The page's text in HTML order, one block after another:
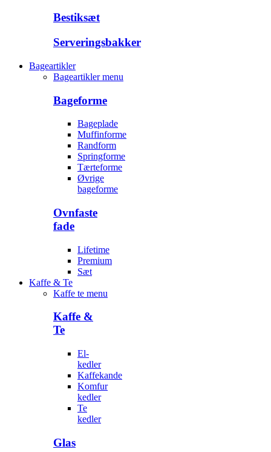
Bestiksæt
Serveringsbakker
Bageartikler
Bageartikler menu
Bageforme
Bageplade
Muffinforme
Randform
Springforme
Tærteforme
Øvrige
bageforme
Ovnfaste
fade
Lifetime
Premium
Sæt
Kaffe & Te
Kaffe te menu
Kaffe &
Te
El-
kedler
Kaffekande
Komfur
kedler
Te
kedler
Glas